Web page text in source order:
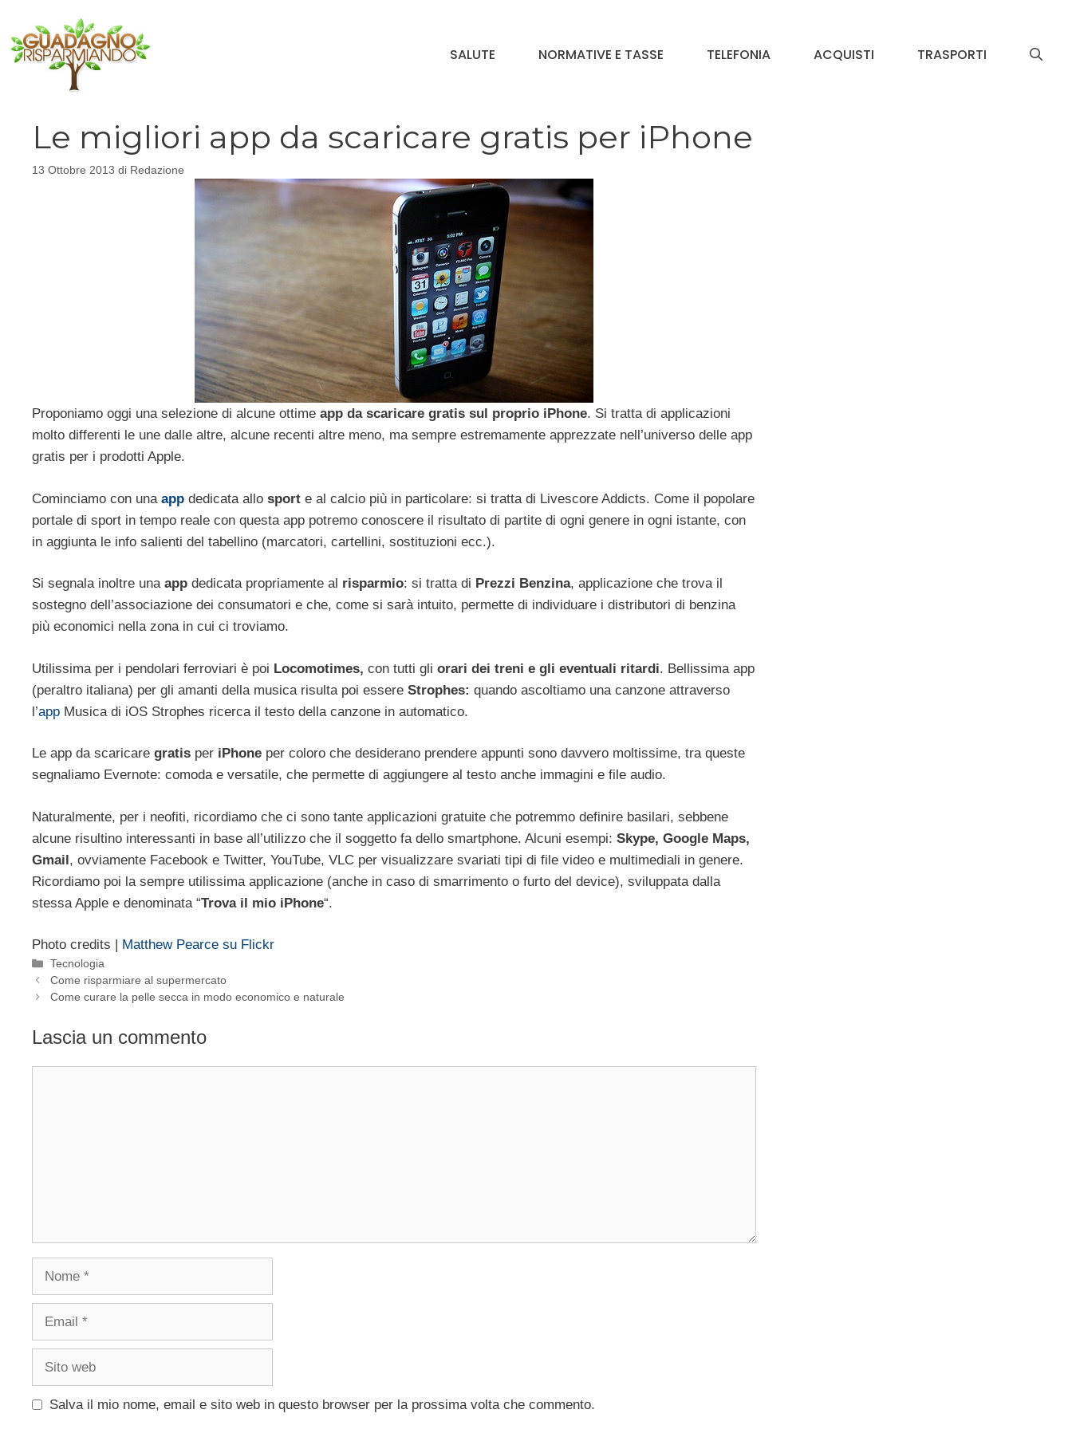
contenuto
SALUTE NORMATIVE E TASSE TELEFONIA ACQUISTI TRASPORTI
Le migliori app da scaricare gratis per iPhone
13 Ottobre 2013 di Redazione
Proponiamo oggi una selezione di alcune ottime app da scaricare gratis sul proprio iPhone. Si tratta di applicazioni
molto differenti le une dalle altre, alcune recenti altre meno, ma sempre estremamente apprezzate nell’universo delle app
gratis per i prodotti Apple.
Cominciamo con una app dedicata allo sport e al calcio più in particolare: si tratta di Livescore Addicts. Come il popolare
portale di sport in tempo reale con questa app potremo conoscere il risultato di partite di ogni genere in ogni istante, con
in aggiunta le info salienti del tabellino (marcatori, cartellini, sostituzioni ecc.).
Si segnala inoltre una app dedicata propriamente al risparmio: si tratta di Prezzi Benzina, applicazione che trova il
sostegno dell’associazione dei consumatori e che, come si sarà intuito, permette di individuare i distributori di benzina
più economici nella zona in cui ci troviamo.
Utilissima per i pendolari ferroviari è poi Locomotimes, con tutti gli orari dei treni e gli eventuali ritardi. Bellissima app
(peraltro italiana) per gli amanti della musica risulta poi essere Strophes: quando ascoltiamo una canzone attraverso
l’app Musica di iOS Strophes ricerca il testo della canzone in automatico.
Le app da scaricare gratis per iPhone per coloro che desiderano prendere appunti sono davvero moltissime, tra queste
segnaliamo Evernote: comoda e versatile, che permette di aggiungere al testo anche immagini e file audio.
Naturalmente, per i neofiti, ricordiamo che ci sono tante applicazioni gratuite che potremmo definire basilari, sebbene
alcune risultino interessanti in base all’utilizzo che il soggetto fa dello smartphone. Alcuni esempi: Skype, Google Maps,
Gmail, ovviamente Facebook e Twitter, YouTube, VLC per visualizzare svariati tipi di file video e multimediali in genere.
Ricordiamo poi la sempre utilissima applicazione (anche in caso di smarrimento o furto del device), sviluppata dalla
stessa Apple e denominata “Trova il mio iPhone“.
Photo credits | Matthew Pearce su Flickr
Categorie
Tecnologia
Come risparmiare al supermercato
Come curare la pelle secca in modo economico e naturale
Lascia un commento
Salva il mio nome, email e sito web in questo browser per la prossima volta che commento.